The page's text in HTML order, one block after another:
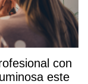
con
este